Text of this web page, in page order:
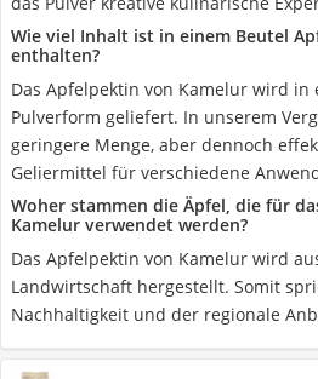
Wie viel Inhalt ist in einem Beutel
enthalten?
Das Apfelpektin von Kamelur wird in
Pulverform geliefert. In unserem
geringere Menge, aber dennoch
Geliermittel für verschiedene
Woher stammen die Äpfel, die für
Kamelur verwendet werden?
Das Apfelpektin von Kamelur wird
Landwirtschaft hergestellt. Somit
Nachhaltigkeit und der regionale